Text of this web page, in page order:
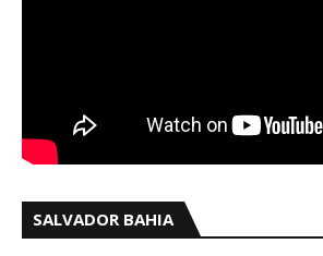
SALVADOR BAHIA